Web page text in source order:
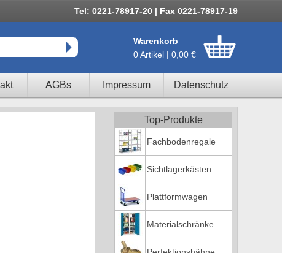
Tel: 0221-78917-20 | Fax 0221-78917-19
Warenkorb
0 Artikel | 0,00 €
AGBs Impressum Datenschutz
Top-Produkte
Fachbodenregale
Sichtlagerkästen
Plattformwagen
Materialschränke